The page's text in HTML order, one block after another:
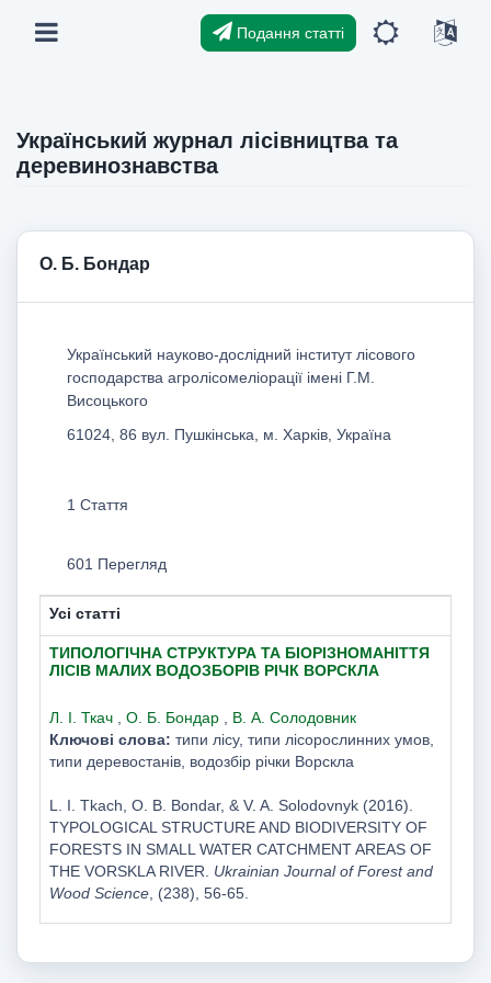
Подання статті
Український журнал лісівництва та
деревинознавства
О. Б. Бондар
Український науково-дослідний інститут лісового
господарства агролісомеліорації імені Г.М.
Висоцького
61024, 86 вул. Пушкінська, м. Харків, Україна
1 Стаття
601 Перегляд
Усі статті
ТИПОЛОГІЧНА СТРУКТУРА ТА БІОРІЗНОМАНІТТЯ
ЛІСІВ МАЛИХ ВОДОЗБОРІВ РІЧК ВОРСКЛА
Л. І. Ткач О. Б. Бондар
В. А. Солодовник
Ключові слова: типи лісу, типи лісорослинних умов,
типи деревостанів, водозбір річки Ворскла
L. I. Tkach, O. B. Bondar, & V. A. Solodovnyk (2016).
TYPOLOGICAL STRUCTURE AND BIODIVERSITY OF
FORESTS IN SMALL WATER CATCHMENT AREAS OF
THE VORSKLA RIVER. Ukrainian Journal of Forest and
Wood Science, (238), 56-65.